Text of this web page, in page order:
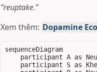
“reuptake.”
Xem thêm: Dopamine
sequenceDiagram
participant A as
participant S as